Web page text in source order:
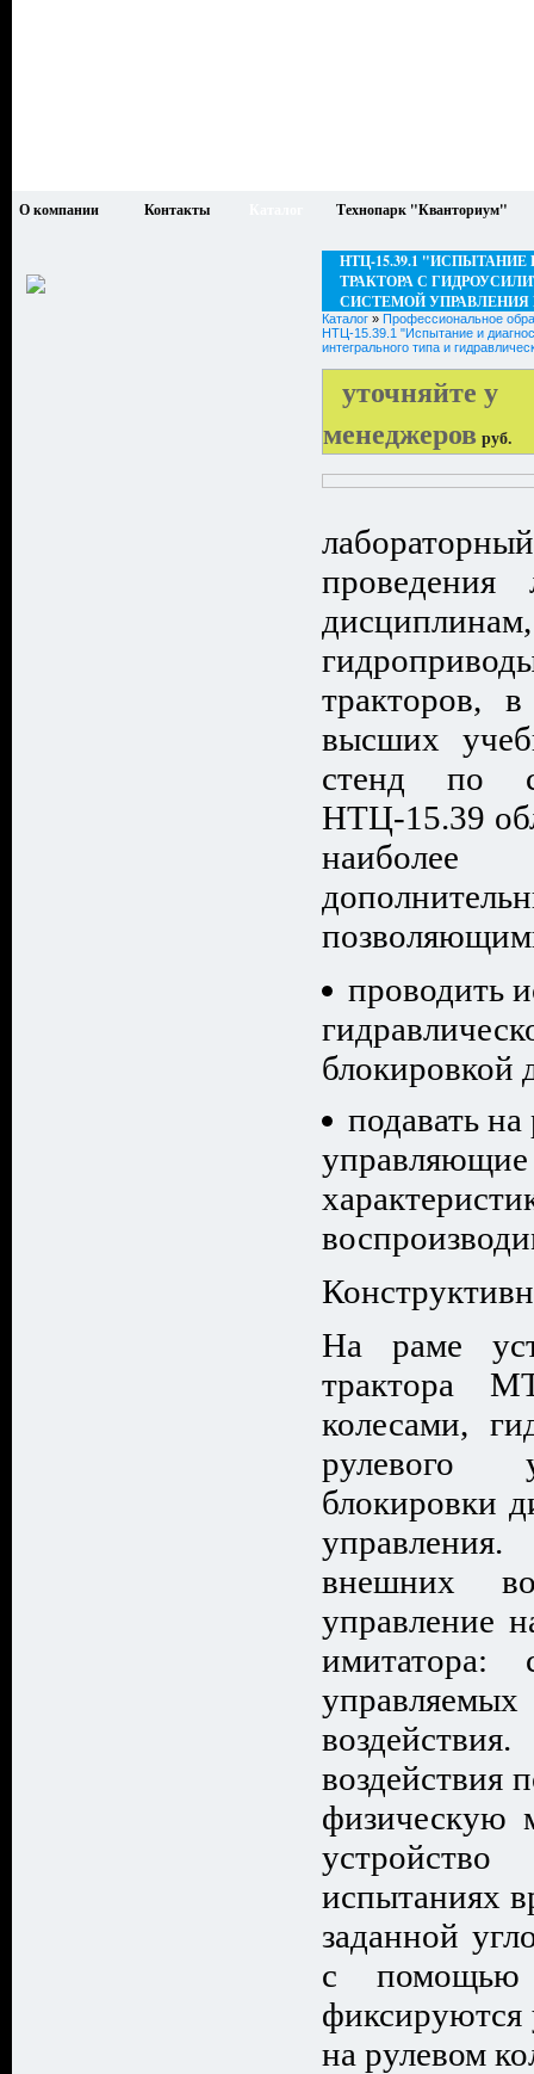
О компании Контакты Технопарк "Кванториум"
НТЦ-15.39.1
ТРАКТОРА С
СИСТЕМОЙ
Каталог » Профессиональное
НТЦ-15.39.1 "Испытание и
интегрального типа и
уточняйте у
менеджеров руб.
проведения
тракторов,
высших
стенд по
НТЦ-15.39
проводить
блокировкой
подавать на
управляющие
На раме
трактора
колесами,
рулевого
блокировки
внешних
управление
имитатора:
воздействия
физическую
испытаниях
заданной
с помощью
фиксируются
на рулевом